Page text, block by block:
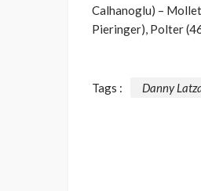
Calhanoglu) –
Pieringer), Polter
Tags : Danny